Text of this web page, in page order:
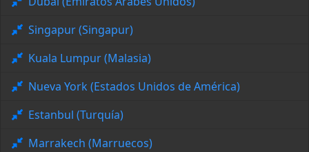
Singapur (Singapur)
Kuala Lumpur (Malasia)
Nueva York (Estados Unidos de América)
Estanbul (Turquía)
Marrakech (Marruecos)